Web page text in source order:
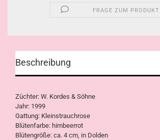
FRAGE ZUM PRODUKT
Beschreibung
Züchter: W. Kordes & Söhne
Jahr: 1999
Gattung: Kleinstrauchrose
Blütenfarbe: himbeerrot
Blütengröße: ca. 4 cm, in Dolden